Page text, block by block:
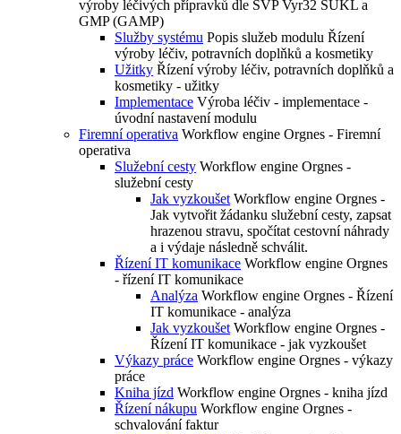
výroby léčivých přípravků dle SVP Vyr32 SUKL a
GMP (GAMP)
Služby systému Popis služeb modulu Řízení
výroby léčiv, potravních doplňků a kosmetiky
Užitky Řízení výroby léčiv, potravních doplňků a
kosmetiky - užitky
Implementace Výroba léčiv - implementace -
úvodní nastavení modulu
Firemní operativa Workflow engine Orgnes - Firemní
operativa
Služební cesty Workflow engine Orgnes -
služební cesty
Jak vyzkoušet Workflow engine Orgnes -
Jak vytvořit žádanku služební cesty, zapsat
hrazenou stravu, spočítat cestovní náhrady
a i výdaje následně schválit.
Řízení IT komunikace Workflow engine Orgnes
- řízení IT komunikace
Analýza Workflow engine Orgnes - Řízení
IT komunikace - analýza
Jak vyzkoušet Workflow engine Orgnes -
Řízení IT komunikace - jak vyzkoušet
Výkazy práce Workflow engine Orgnes - výkazy
práce
Kniha jízd Workflow engine Orgnes - kniha jízd
Řízení nákupu Workflow engine Orgnes -
schvalování faktur